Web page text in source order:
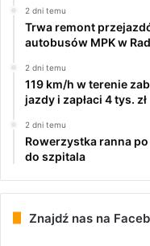
2 dni temu
Trwa remont
autobusów MPK w
2 dni temu
119 km/h w terenie
jazdy i zapłaci 4 tys. zł
2 dni temu
Rowerzystka ranna
do szpitala
Znajdź nas na